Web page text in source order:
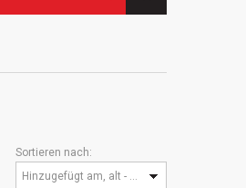
Sortieren nach:
Hinzugefügt am, alt - neu